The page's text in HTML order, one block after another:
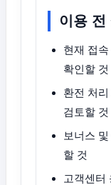
이용 전
현재 접
확인할 것
환전 처
검토할 것
보너스
할 것
고객센터